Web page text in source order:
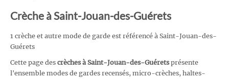
Crèche à Saint-Jouan-des-Guérets
1 crèche et autre mode de garde est référencé à Saint-Jouan-des-
Guérets
Cette page des crèches à Saint-Jouan-des-Guéretsprésente
l'ensemble modes de gardes recensés, micro-crèches, haltes-